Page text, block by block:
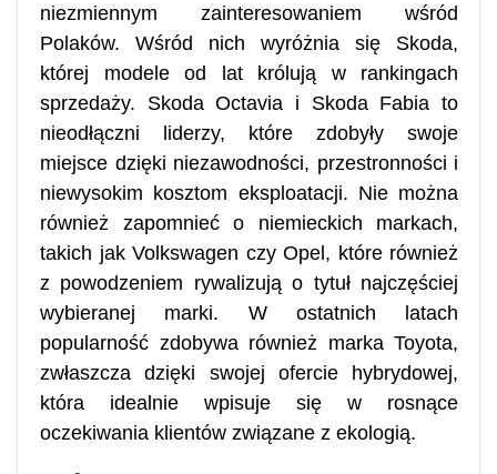
niezmiennym zainteresowaniem wśród
Polaków. Wśród nich wyróżnia się Skoda,
której modele od lat królują w rankingach
sprzedaży. Skoda Octavia i Skoda Fabia to
nieodłączni liderzy, które zdobyły swoje
miejsce dzięki niezawodności, przestronności i
niewysokim kosztom eksploatacji. Nie można
również zapomnieć o niemieckich markach,
takich jak Volkswagen czy Opel, które również
z powodzeniem rywalizują o tytuł najczęściej
wybieranej marki. W ostatnich latach
popularność zdobywa również marka Toyota,
zwłaszcza dzięki swojej ofercie hybrydowej,
która idealnie wpisuje się w rosnące
oczekiwania klientów związane z ekologią.